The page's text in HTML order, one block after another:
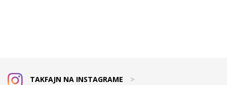
TAKFAJN NA INSTAGRAME >